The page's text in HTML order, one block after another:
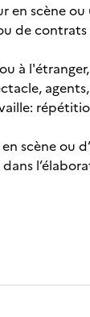
scène ou
de
à
scène ou